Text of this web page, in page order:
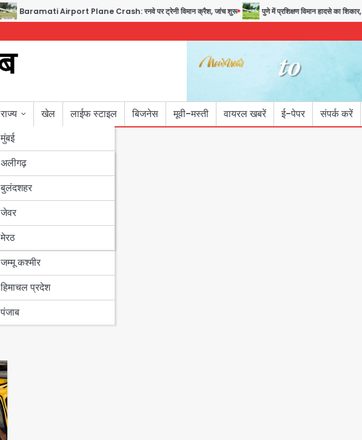
Baramati Airport Plane Crash: रनवे पर ट्रेनी विमान क्रैश, जांच शुरू पुणे में प्रशिक्षण विमान हादसे का शिकार,
राज्य
मुंबई
उत्तर प्रदेश
अलीगढ़
बुलंदशहर
जेवर
मेरठ
बिहार
पंजाब
हरियाणा
जम्मू कश्मीर
हिमाचल प्रदेश
पंजाब
खेल लाईफ स्टाइल बिजनेस मूवी-मस्ती वायरल खबरें ई-पेपर संपर्क करें